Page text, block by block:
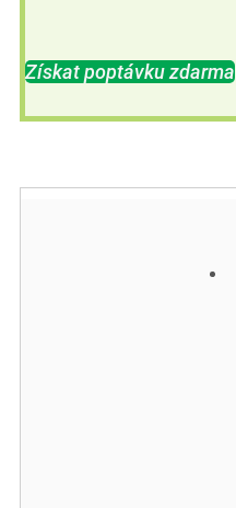
Získat poptávku zdarma